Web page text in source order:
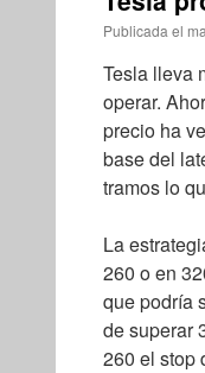
Publicada el
Tesla lleva
operar.
precio ha
base del
tramos lo
La
260 o en
que podría
de superar
260 el stop